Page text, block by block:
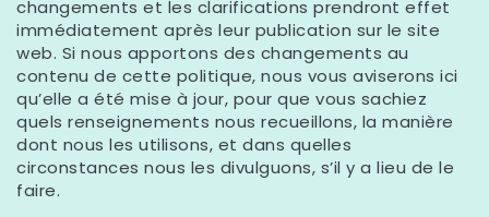
changements et les clarifications prendront effet
immédiatement après leur publication sur le site
web. Si nous apportons des changements au
contenu de cette politique, nous vous aviserons ici
qu’elle a été mise à jour, pour que vous sachiez
quels renseignements nous recueillons, la manière
dont nous les utilisons, et dans quelles
circonstances nous les divulguons, s’il y a lieu de le
faire.